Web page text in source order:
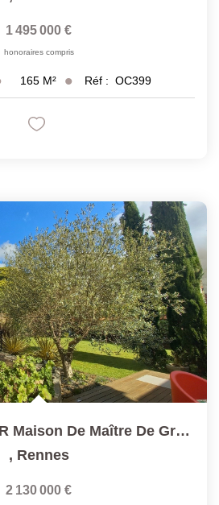
1 495 000 €
honoraires compris
165 M² Réf : OC399
RENNES THABOR Maison De Maître De Grand Confort 8 Pièces
, Rennes
2 130 000 €